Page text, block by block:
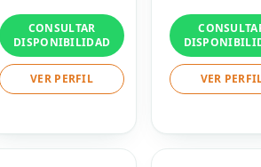
CONSULTAR
DISPONIBILIDAD
VER PERFIL VER